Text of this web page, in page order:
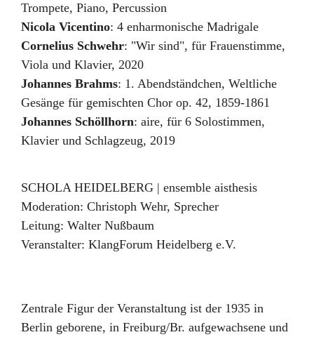
Trompete, Piano, Percussion
Nicola Vicentino: 4 enharmonische Madrigale
Cornelius Schwehr: "Wir sind", für Frauenstimme,
Viola und Klavier, 2020
Johannes Brahms: 1. Abendständchen, Weltliche
Gesänge für gemischten Chor op. 42, 1859-1861
Johannes Schöllhorn: aire, für 6 Solostimmen,
Klavier und Schlagzeug, 2019
SCHOLA HEIDELBERG | ensemble aisthesis
Moderation: Christoph Wehr, Sprecher
Leitung: Walter Nußbaum
Veranstalter: KlangForum Heidelberg e.V.
Zentrale Figur der Veranstaltung ist der 1935 in
Berlin geborene, in Freiburg/Br. aufgewachsene und